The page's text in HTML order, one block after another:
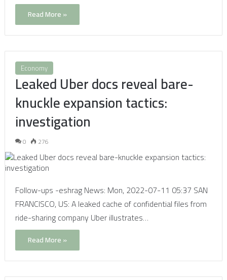
Read More »
Economy
Leaked Uber docs reveal bare-
knuckle expansion tactics:
investigation
0 276
Follow-ups -eshrag News: Mon, 2022-07-11 05:37 SAN
FRANCISCO, US: A leaked cache of confidential files from
ride-sharing company Uber illustrates…
Read More »